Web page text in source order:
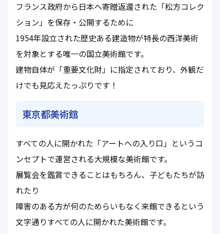
フランス政府から日本へ寄贈返還された「松方コレク
ション」を保存・公開するために
1954年設立された歴史ある建造物が特長の西洋美術
を対象とする唯一の国立美術館です。
建物自体が「重要文化財」に指定されており、外観だ
けでも見応えたっぷりです！
東京都美術館
すべての人に開かれた「アートへの入り口」というコ
ンセプトで運営される大規模な美術館です。
展覧会を鑑賞できることはもちろん、子どもたちが訪
れたり
障害のある方が何のためらいもなく来館できるという
文字通りすべての人に開かれた美術館です。